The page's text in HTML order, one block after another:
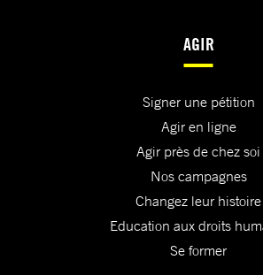
AGIR
Signer une pétition
Agir en ligne
Agir près de chez soi
Nos campagnes
Changez leur histoire
Education aux droits
Se former